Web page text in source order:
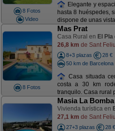
8 Fotos
Video
Elegante y
hasta 8 huéspedes,
dispone de unas
8 Fotos
Mas Prat
Casa Rural en El
26,8 km de Sant
8+3 plazas
28 €
50 km de Barcelona
Casa situada
costa a 30 km
tranquilo. Casa rural
Masia La Bomba
Vivienda turística en
27,1 km de Sant
27+3 plazas
28 €